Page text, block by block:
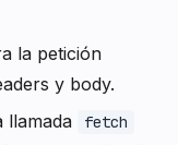
la petición
y body.
llamada
fetch